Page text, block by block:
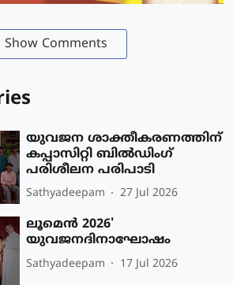
Show Comments
യുവജന ശാക്തീകരണത്തിന്
കപ്പാസിറ്റി ബിൽഡിംഗ്
പരിശീലന പരിപാടി
Sathyadeepam 27 Jul 2026
ലൂമെൻ 2026'
യുവജനദിനാഘോഷം
Sathyadeepam 17 Jul 2026